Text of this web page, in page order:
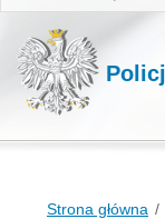
Strona główna